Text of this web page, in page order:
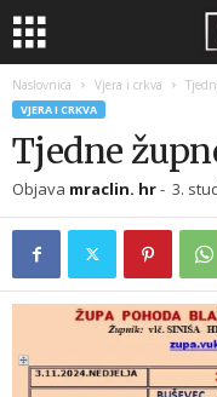
Naslovnica Vjera i crkva
VJERA I CRKVA
Tjedne
Objava mraclin. hr- 3.